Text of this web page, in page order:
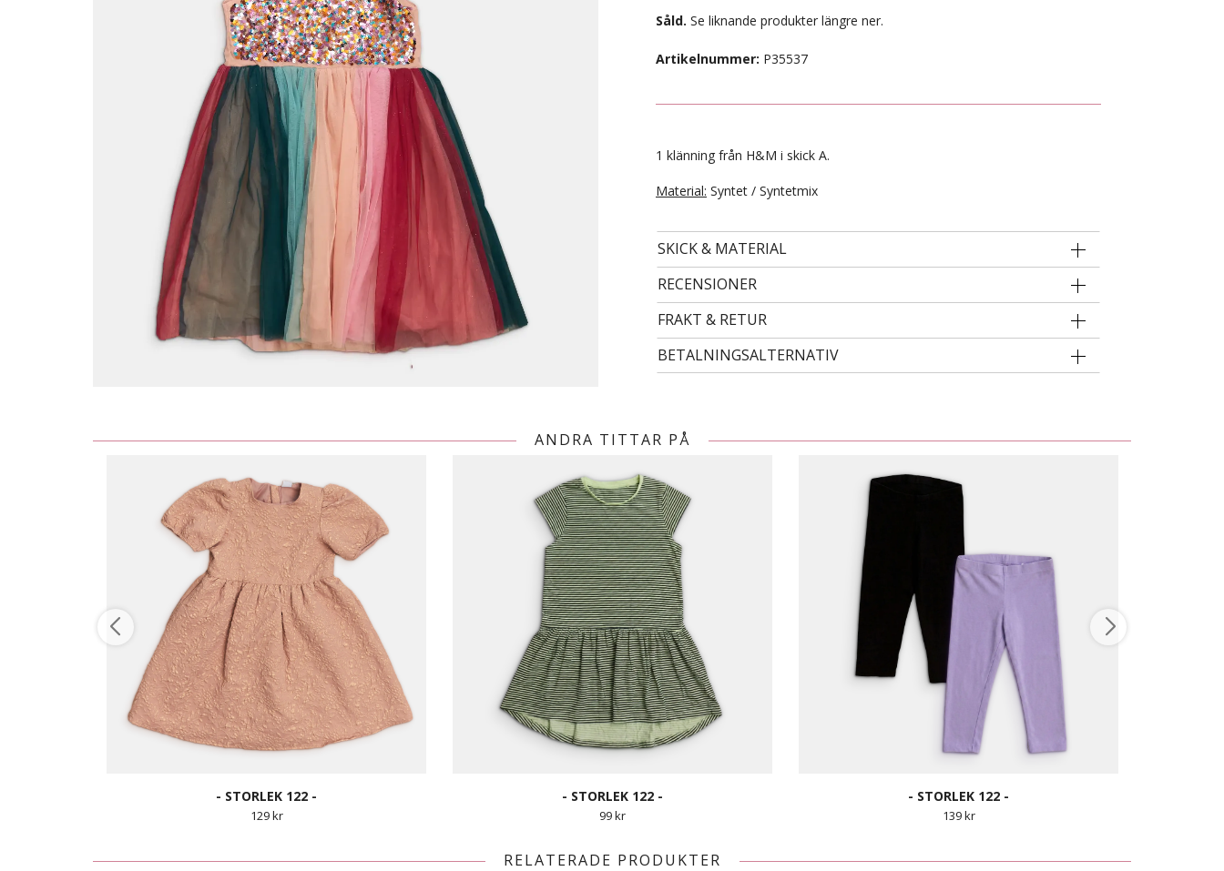
- STORLEK 122/128 -
Såld. Se liknande produkter längre ner.
Artikelnummer: P35537
1 klänning från H&M i skick A.
Material: Syntet / Syntetmix
SKICK & MATERIAL
RECENSIONER
FRAKT & RETUR
BETALNINGSALTERNATIV
ANDRA TITTAR PÅ
- STORLEK 122 -
129 kr
- STORLEK 122 -
99 kr
- STORLEK 122 -
139 kr
RELATERADE PRODUKTER